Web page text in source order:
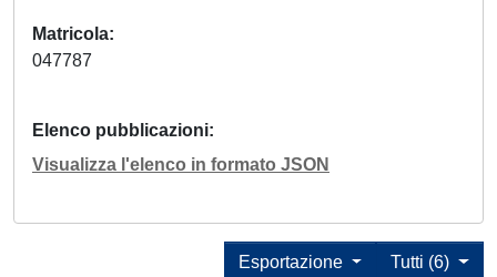
Matricola
047787
Elenco pubblicazioni
Visualizza l'elenco in formato JSON
Tutti (6)
Esportazione